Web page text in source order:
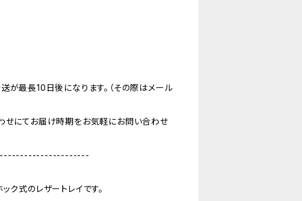
最長10日後になります。（その際はメール
せにてお届け時期をお気軽にお問い合わせ
ク式のレザートレイです。